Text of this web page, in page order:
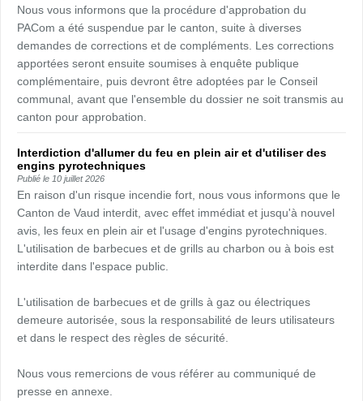
Nous vous informons que la procédure d'approbation du
PACom a été suspendue par le canton, suite à diverses
demandes de corrections et de compléments. Les corrections
apportées seront ensuite soumises à enquête publique
complémentaire, puis devront être adoptées par le Conseil
communal, avant que l'ensemble du dossier ne soit transmis au
canton pour approbation.
Interdiction d'allumer du feu en plein air et d'utiliser des
engins pyrotechniques
Publié le 10 juillet 2026
En raison d'un risque incendie fort, nous vous informons que le
Canton de Vaud interdit, avec effet immédiat et jusqu'à nouvel
avis, les feux en plein air et l'usage d'engins pyrotechniques.
L'utilisation de barbecues et de grills au charbon ou à bois est
interdite dans l'espace public.
L'utilisation de barbecues et de grills à gaz ou électriques
demeure autorisée, sous la responsabilité de leurs utilisateurs
et dans le respect des règles de sécurité.
Nous vous remercions de vous référer au communiqué de
presse en annexe.